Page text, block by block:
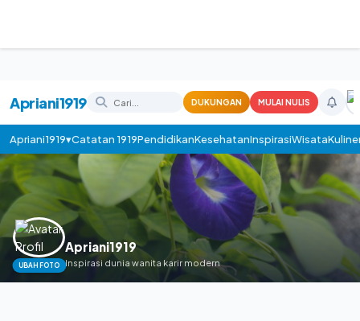
Apriani1919 DUKUNGAN MULAI NULIS
Apriani1919▾Catatan 1919PendidikanKesehatanInspirasiWisata
UBAH FOTO
Apriani1919
Inspirasi dunia wanita karir modern